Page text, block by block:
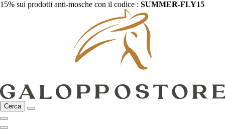
15% sui prodotti anti-mosche con il codice : SUMMER-FLY15
Cerca